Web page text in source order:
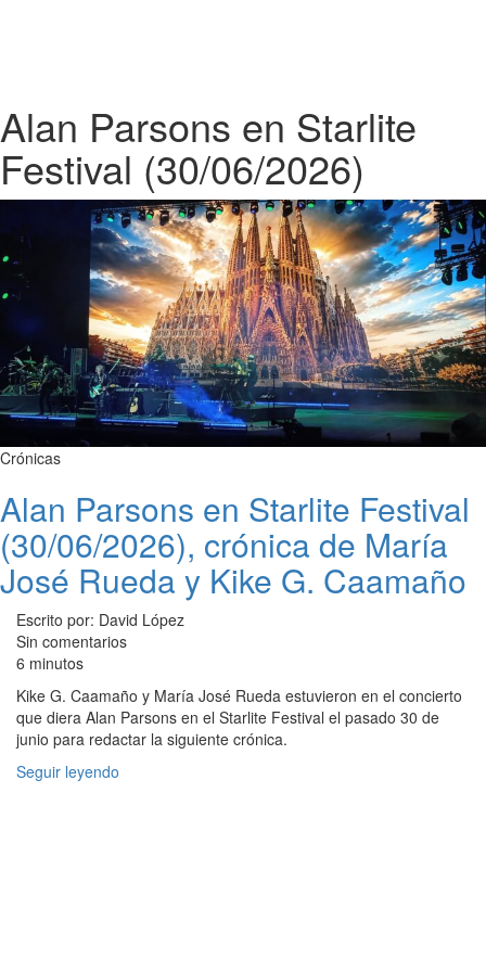
Alan Parsons en Starlite
Festival (30/06/2026)
Crónicas
Alan Parsons en Starlite Festival
(30/06/2026), crónica de María
José Rueda y Kike G. Caamaño
Escrito por: David López
Sin comentarios
6 minutos
Kike G. Caamaño y María José Rueda estuvieron en el concierto
que diera Alan Parsons en el Starlite Festival el pasado 30 de
junio para redactar la siguiente crónica.
Seguir leyendo